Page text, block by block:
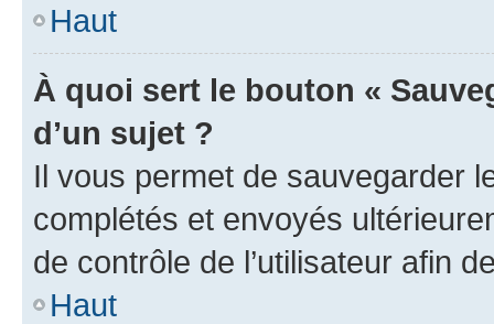
Haut
À quoi sert le bouton «
d’un sujet ?
Il vous permet de sauvegarder
complétés et envoyés
de contrôle de l’utilisateur afin
Haut